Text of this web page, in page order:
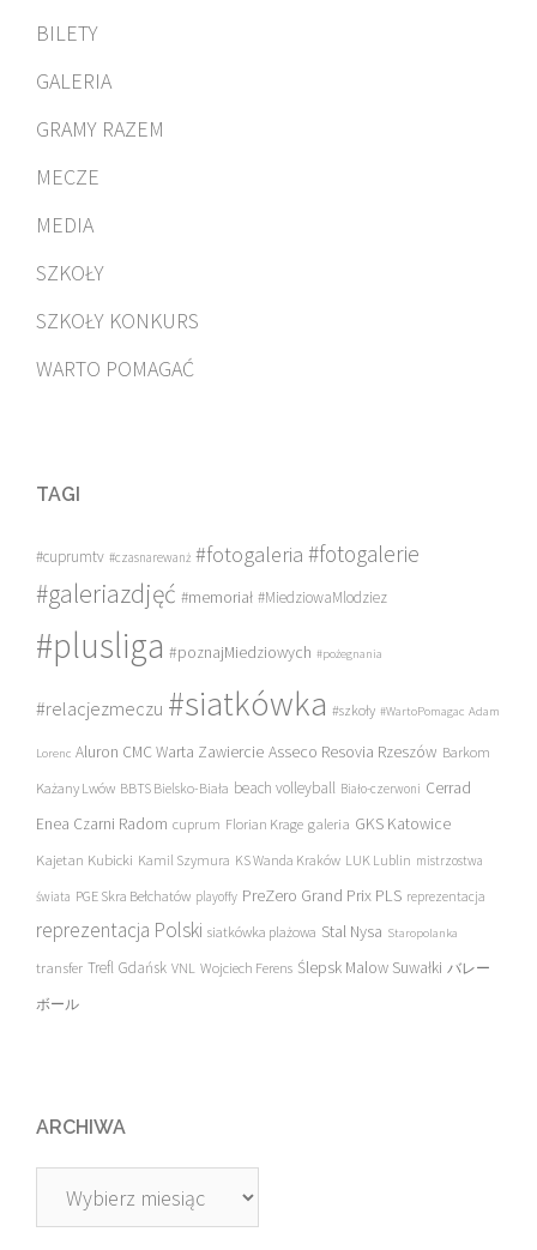
BILETY
GALERIA
GRAMY RAZEM
MECZE
MEDIA
SZKOŁY
SZKOŁY KONKURS
WARTO POMAGAĆ
TAGI
#cuprumtv #czasnarewanż #fotogaleria #fotogalerie
#galeriazdjęć #memoriał #MiedziowaMlodziez
#plusliga #poznajMiedziowych #pożegnania
#relacjezmeczu #siatkówka #szkoły #WartoPomagac Adam
Lorenc Aluron CMC Warta Zawiercie Asseco Resovia Rzeszów Barkom
Każany Lwów BBTS Bielsko-Biała beach volleyball Biało-czerwoni Cerrad
Enea Czarni Radom cuprum Florian Krage galeria GKS Katowice
Kajetan Kubicki Kamil Szymura KS Wanda Kraków LUK Lublin mistrzostwa
świata PGE Skra Bełchatów playoffy PreZero Grand Prix PLS reprezentacja
reprezentacja Polski siatkówka plażowa Stal Nysa Staropolanka
transfer Trefl Gdańsk VNL Wojciech Ferens Ślepsk Malow Suwałki バレー
ボール
ARCHIWA
Archiwa